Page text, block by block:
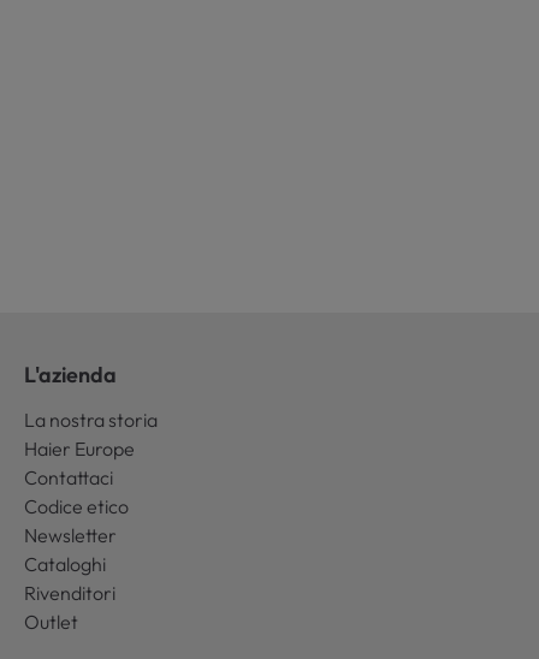
L'azienda
La nostra storia
Haier Europe
Contattaci
Codice etico
Newsletter
Cataloghi
Rivenditori
Outlet